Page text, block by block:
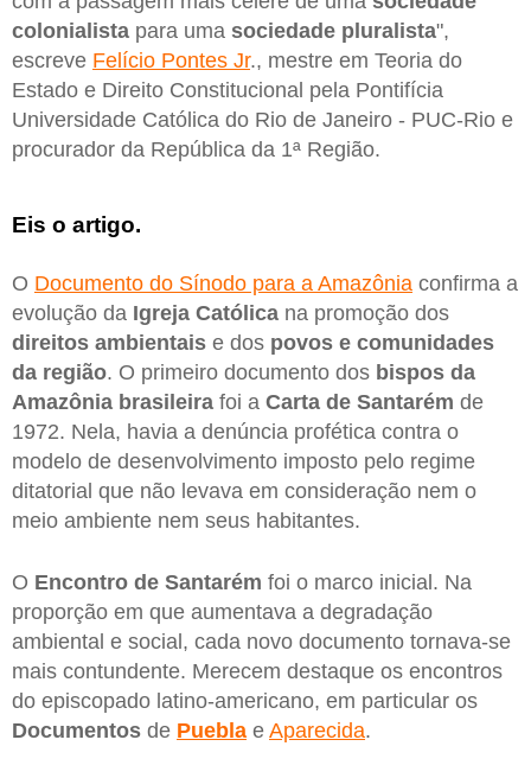
colonialista para uma sociedade pluralista",
escreve Felício Pontes Jr., mestre em Teoria do
Estado e Direito Constitucional pela Pontifícia
Universidade Católica do Rio de Janeiro - PUC-Rio e
procurador da República da 1ª Região.
Eis o artigo.
O Documento do Sínodo para a Amazônia confirma a
evolução da Igreja Católica na promoção dos
direitos ambientais e dos povos e comunidades
da região. O primeiro documento dos bispos da
Amazônia brasileira foi a Carta de Santarém de
1972. Nela, havia a denúncia profética contra o
modelo de desenvolvimento imposto pelo regime
ditatorial que não levava em consideração nem o
meio ambiente nem seus habitantes.
O Encontro de Santarém foi o marco inicial. Na
proporção em que aumentava a degradação
ambiental e social, cada novo documento tornava-se
mais contundente. Merecem destaque os encontros
do episcopado latino-americano, em particular os
Documentos de Puebla e Aparecida.